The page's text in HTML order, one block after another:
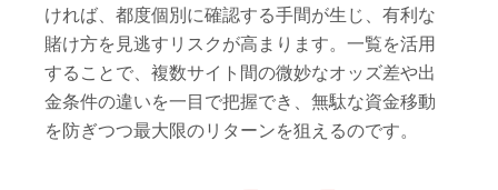
ければ、都度個別に確認する手間が生じ、有利な
賭け方を見逃すリスクが高まります。一覧を活用
することで、複数サイト間の微妙なオッズ差や出
金条件の違いを一目で把握でき、無駄な資金移動
を防ぎつつ最大限のリターンを狙えるのです。